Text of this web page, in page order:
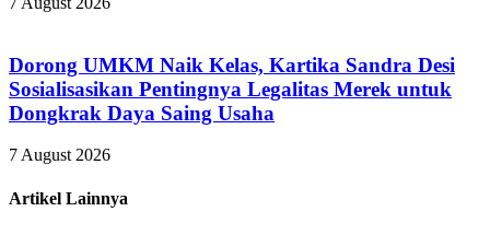
Dorong UMKM Naik Kelas, Kartika Sandra Desi
Sosialisasikan Pentingnya Legalitas Merek untuk
Dongkrak Daya Saing Usaha
7 August 2026
Artikel Lainnya